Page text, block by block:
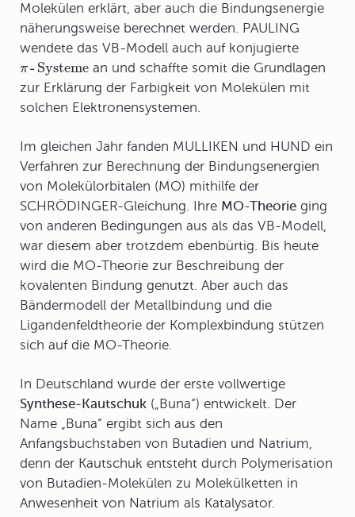
Molekülen erklärt, aber auch die Bindungsenergie
näherungsweise berechnet werden. PAULING
wendete das VB-Modell auch auf konjugierte
π- Systeme an und schaffte somit die Grundlagen
zur Erklärung der Farbigkeit von Molekülen mit
solchen Elektronensystemen.
Im gleichen Jahr fanden MULLIKEN und HUND ein
Verfahren zur Berechnung der Bindungsenergien
von Molekülorbitalen (MO) mithilfe der
SCHRÖDINGER-Gleichung. Ihre MO-Theorie ging
von anderen Bedingungen aus als das VB-Modell,
war diesem aber trotzdem ebenbürtig. Bis heute
wird die MO-Theorie zur Beschreibung der
kovalenten Bindung genutzt. Aber auch das
Bändermodell der Metallbindung und die
Ligandenfeldtheorie der Komplexbindung stützen
sich auf die MO-Theorie.
In Deutschland wurde der erste vollwertige
Synthese-Kautschuk („Buna“) entwickelt. Der
Name „Buna“ ergibt sich aus den
Anfangsbuchstaben von Butadien und Natrium,
denn der Kautschuk entsteht durch Polymerisation
von Butadien-Molekülen zu Molekülketten in
Anwesenheit von Natrium als Katalysator.